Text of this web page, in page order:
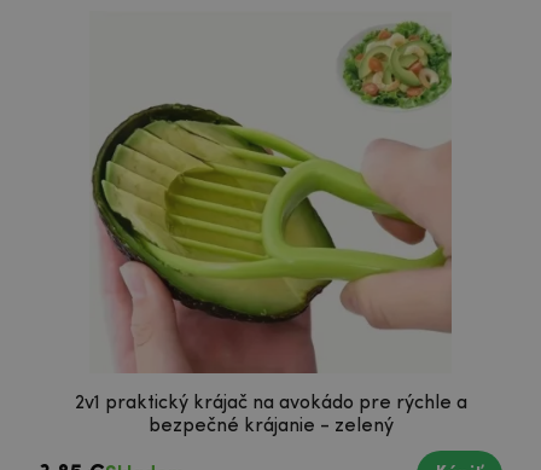
2v1 praktický krájač na avokádo pre rýchle a
bezpečné krájanie - zelený